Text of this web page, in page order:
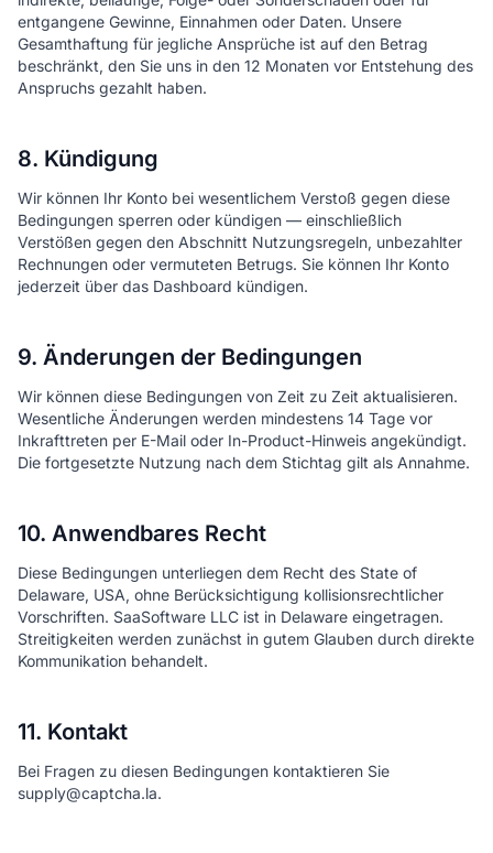
entgangene Gewinne, Einnahmen oder Daten. Unsere
Gesamthaftung für jegliche Ansprüche ist auf den Betrag
beschränkt, den Sie uns in den 12 Monaten vor Entstehung des
Anspruchs gezahlt haben.
8. Kündigung
Wir können Ihr Konto bei wesentlichem Verstoß gegen diese
Bedingungen sperren oder kündigen — einschließlich
Verstößen gegen den Abschnitt Nutzungsregeln, unbezahlter
Rechnungen oder vermuteten Betrugs. Sie können Ihr Konto
jederzeit über das Dashboard kündigen.
9. Änderungen der Bedingungen
Wir können diese Bedingungen von Zeit zu Zeit aktualisieren.
Wesentliche Änderungen werden mindestens 14 Tage vor
Inkrafttreten per E-Mail oder In-Product-Hinweis angekündigt.
Die fortgesetzte Nutzung nach dem Stichtag gilt als Annahme.
10. Anwendbares Recht
Diese Bedingungen unterliegen dem Recht des State of
Delaware, USA, ohne Berücksichtigung kollisionsrechtlicher
Vorschriften. SaaSoftware LLC ist in Delaware eingetragen.
Streitigkeiten werden zunächst in gutem Glauben durch direkte
Kommunikation behandelt.
11. Kontakt
Bei Fragen zu diesen Bedingungen kontaktieren Sie
supply@captcha.la.